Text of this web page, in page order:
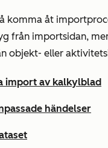
komma åt
från importsidan,
objekt- eller
import av kalkylblad
händelser